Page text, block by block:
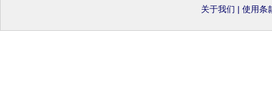
关于我们 | 使用条